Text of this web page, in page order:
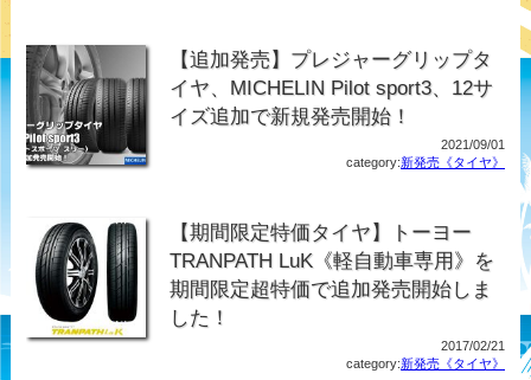
【追加発売】プレジャーグリップタ
イヤ、MICHELIN Pilot sport3、12サ
イズ追加で新規発売開始！
2021/09/01
category:新発売《タイヤ》
【期間限定特価タイヤ】トーヨー
TRANPATH LuK《軽自動車専用》を
期間限定超特価で追加発売開始しま
した！
2017/02/21
category:新発売《タイヤ》